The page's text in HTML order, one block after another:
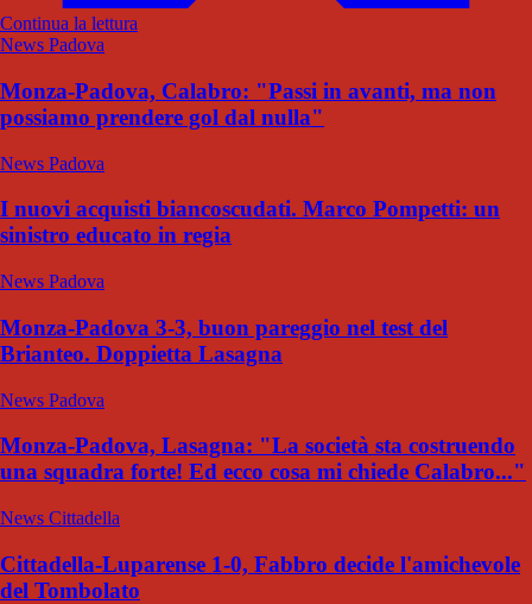
Continua la lettura
News Padova
Monza-Padova, Calabro: "Passi in avanti, ma non
possiamo prendere gol dal nulla"
News Padova
I nuovi acquisti biancoscudati. Marco Pompetti: un
sinistro educato in regia
News Padova
Monza-Padova 3-3, buon pareggio nel test del
Brianteo. Doppietta Lasagna
News Padova
Monza-Padova, Lasagna: "La società sta costruendo
una squadra forte! Ed ecco cosa mi chiede Calabro..."
News Cittadella
Cittadella-Luparense 1-0, Fabbro decide l'amichevole
del Tombolato